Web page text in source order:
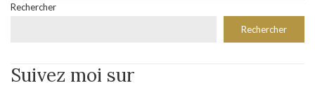
Rechercher
Rechercher
Suivez moi sur